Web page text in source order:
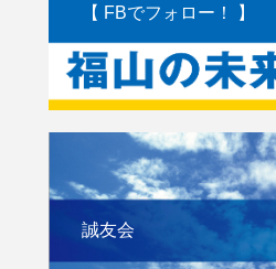
【 FBでフォロー！ 】
誠友会